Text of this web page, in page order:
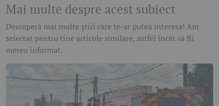
Mai multe despre acest subiect
Descoperă mai multe știri care te-ar putea interesa! Am
selectat pentru tine articole similare, astfel încât să fii
mereu informat.